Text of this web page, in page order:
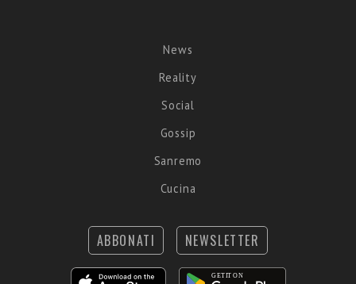
News
Reality
Social
Gossip
Sanremo
Cucina
ABBONATI NEWSLETTER